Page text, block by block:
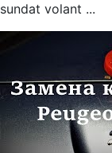
sundat volant ...